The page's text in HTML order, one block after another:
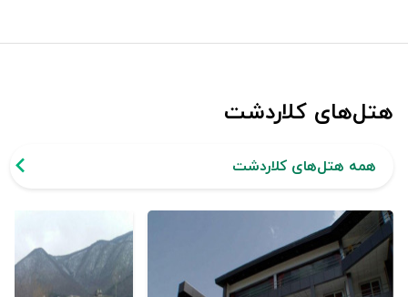
هتل‌های کلاردشت
همه هتل‌های کلاردشت